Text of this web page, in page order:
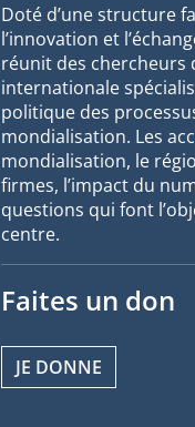
Doté d’une structure
l’innovation et
réunit des chercheurs
internationale
politique des
mondialisation. Les
mondialisation, le
firmes, l’impact du
questions qui font
centre.
Faites un don
JE DONNE